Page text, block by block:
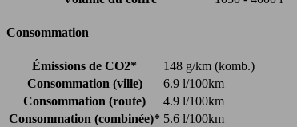
Consommation
Émissions de CO2*
148 g/km (komb.)
Consommation (ville)
6.9 l/100km
Consommation (route)
4.9 l/100km
Consommation (combinée)* 5.6 l/100km